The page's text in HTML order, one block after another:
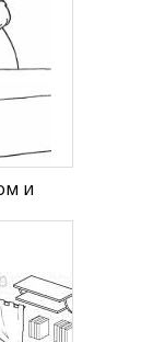
и